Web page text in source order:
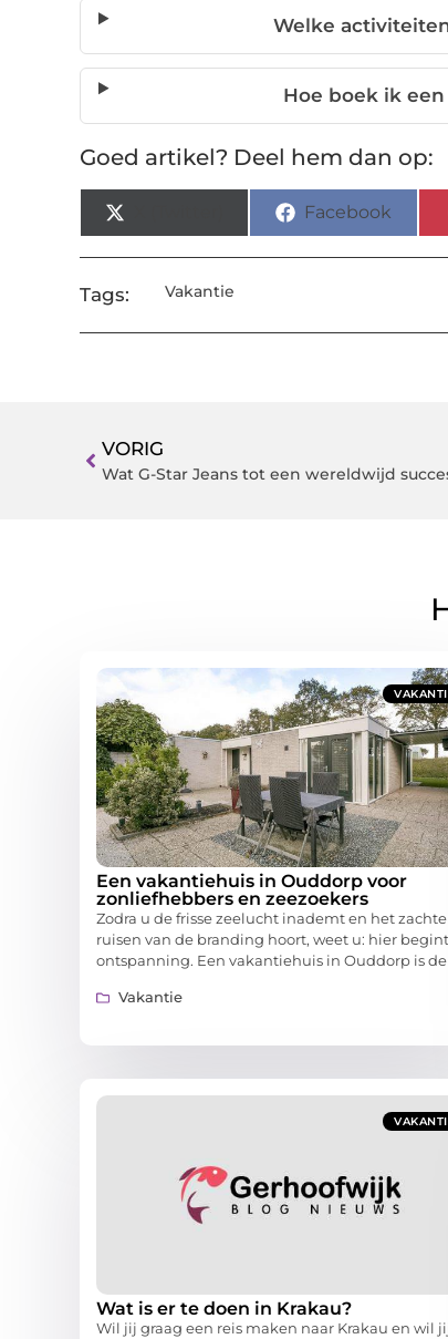
Welke
Hoe boek ik
Goed artikel? Deel hem dan op:
Facebook
Tags: Vakantie
VORIG
Wat G-Star Jeans tot een wereldwijd
Een vakantiehuis in Ouddorp voor
zonliefhebbers en zeezoekers
Zodra u de frisse zeelucht inademt en het zachte
ruisen van de branding hoort, weet u: hier begint
ontspanning. Een vakantiehuis in Ouddorp is de
Vakantie
Wat is er te doen in Krakau?
Wil jij graag een reis maken naar Krakau en wil